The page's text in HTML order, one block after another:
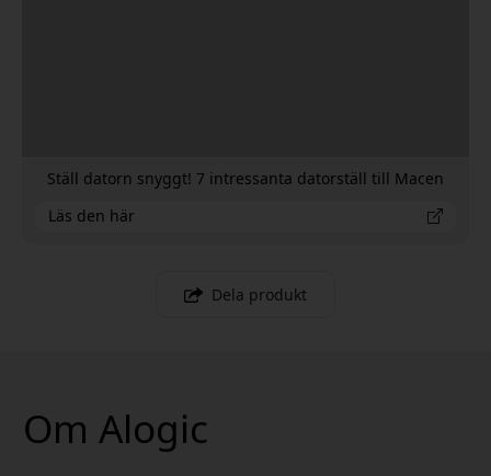
Ställ datorn snyggt! 7 intressanta datorställ till Macen
Läs den här
Dela produkt
Om Alogic